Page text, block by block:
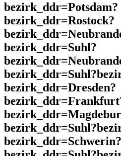
bezirk_ddr=Potsdam?
bezirk_ddr=Rostock?
bezirk_ddr=Suhl?
bezirk_ddr=Dresden?